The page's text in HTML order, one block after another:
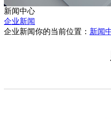
新闻中心
企业新闻
企业新闻你的当前位置： 新闻